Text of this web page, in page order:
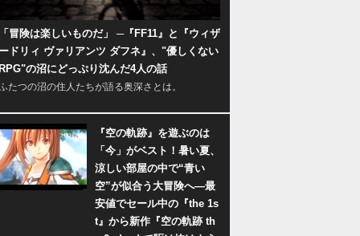
冒険は楽しいものだ」 ─『FF11』と『ウィザ
ドリィ ヴァリアンツ ダフネ』、"優しくない
の沼にどっぷり沈んだ4人の話
たつの沼の住人たちが語る奥深さとは。
『空の軌跡』を遊ぶのは
「今」がベスト！暑い夏、
涼しい部屋の中で“青い
空”が似合う大冒険へ―最
安値でセール中の『the 1s
t』から新作『空の軌跡 th